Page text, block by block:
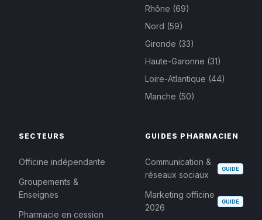
Rhône (69)
Nord (59)
Gironde (33)
Haute-Garonne (31)
Loire-Atlantique (44)
Manche (50)
SECTEURS
Officine indépendante
Groupements &
Enseignes
Pharmacie en cession
GUIDES PHARMACIEN
Communication &
réseaux sociaux
GUIDE
Marketing officine
2026
GUIDE